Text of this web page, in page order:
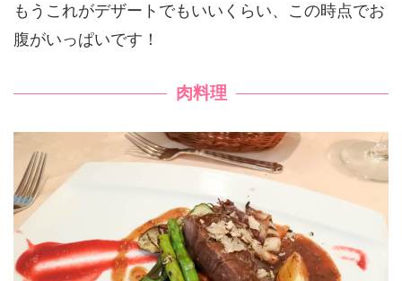
もうこれがデザートでもいいくらい、この時点でお
腹がいっぱいです！
肉料理